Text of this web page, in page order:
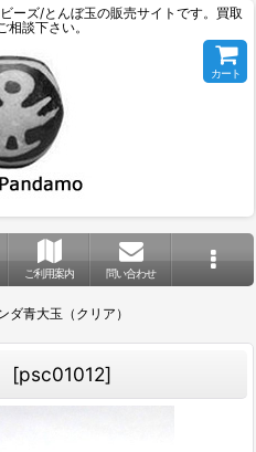
ーズ/とんぼ玉の販売サイトです。買取
相談下さい。
カート
ご利用案内 問い合わせ
ダ青大玉（クリア）
[psc01012]